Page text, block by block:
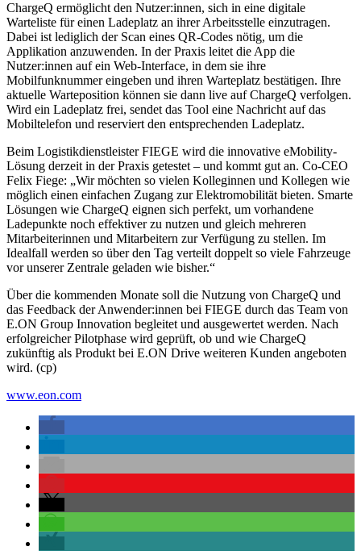
ChargeQ ermöglicht den Nutzer:innen, sich in eine digitale
Warteliste für einen Ladeplatz an ihrer Arbeitsstelle einzutragen.
Dabei ist lediglich der Scan eines QR-Codes nötig, um die
Applikation anzuwenden. In der Praxis leitet die App die
Nutzer:innen auf ein Web-Interface, in dem sie ihre
Mobilfunknummer eingeben und ihren Warteplatz bestätigen. Ihre
aktuelle Warteposition können sie dann live auf ChargeQ verfolgen.
Wird ein Ladeplatz frei, sendet das Tool eine Nachricht auf das
Mobiltelefon und reserviert den entsprechenden Ladeplatz.
Beim Logistikdienstleister FIEGE wird die innovative eMobility-
Lösung derzeit in der Praxis getestet – und kommt gut an. Co-CEO
Felix Fiege: „Wir möchten so vielen Kolleginnen und Kollegen wie
möglich einen einfachen Zugang zur Elektromobilität bieten. Smarte
Lösungen wie ChargeQ eignen sich perfekt, um vorhandene
Ladepunkte noch effektiver zu nutzen und gleich mehreren
Mitarbeiterinnen und Mitarbeitern zur Verfügung zu stellen. Im
Idealfall werden so über den Tag verteilt doppelt so viele Fahrzeuge
vor unserer Zentrale geladen wie bisher.“
Über die kommenden Monate soll die Nutzung von ChargeQ und
das Feedback der Anwender:innen bei FIEGE durch das Team von
E.ON Group Innovation begleitet und ausgewertet werden. Nach
erfolgreicher Pilotphase wird geprüft, ob und wie ChargeQ
zukünftig als Produkt bei E.ON Drive weiteren Kunden angeboten
wird. (cp)
www.eon.com